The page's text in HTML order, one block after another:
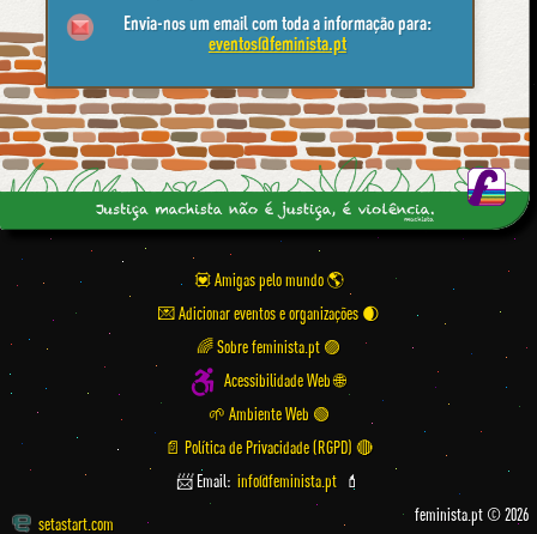
Envia-nos um email com toda a informação para:
eventos@feminista.pt
💟 Amigas pelo mundo
💌 Adicionar eventos e organizações
🌈 Sobre feminista.pt 🟣
Acessibilidade Web 🌐
🌱 Ambiente Web 🟢
📄 Política de Privacidade (RGPD) 🔴
📨 Email: info@feminista.pt 💄
setastart.com feminista.pt © 2026